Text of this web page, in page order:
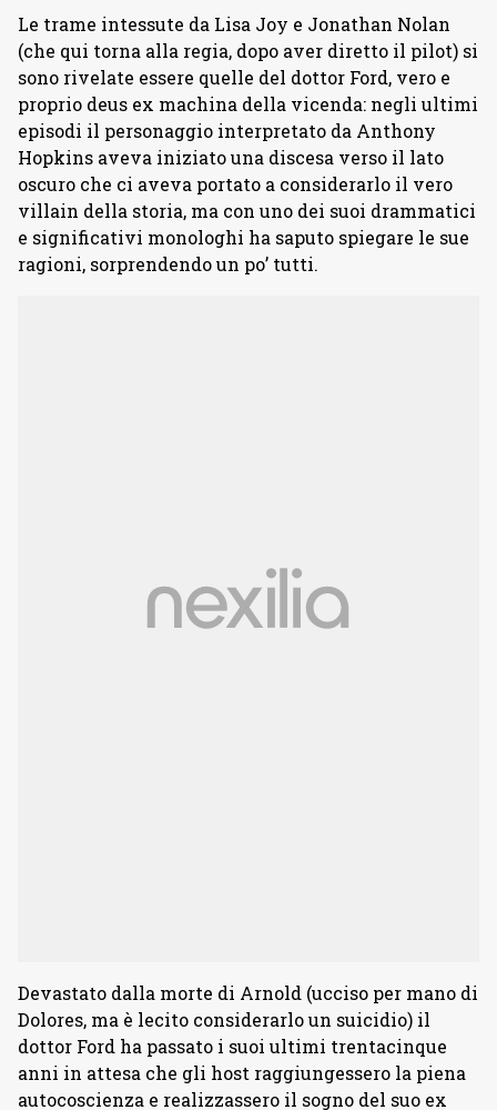
Le trame intessute da Lisa Joy e Jonathan Nolan
(che qui torna alla regia, dopo aver diretto il pilot) si
sono rivelate essere quelle del dottor Ford, vero e
proprio deus ex machina della vicenda: negli ultimi
episodi il personaggio interpretato da Anthony
Hopkins aveva iniziato una discesa verso il lato
oscuro che ci aveva portato a considerarlo il vero
villain della storia, ma con uno dei suoi drammatici
e significativi monologhi ha saputo spiegare le sue
ragioni, sorprendendo un po’ tutti.
Devastato dalla morte di Arnold (ucciso per mano di
Dolores, ma è lecito considerarlo un suicidio) il
dottor Ford ha passato i suoi ultimi trentacinque
anni in attesa che gli host raggiungessero la piena
autocoscienza e realizzassero il sogno del suo ex